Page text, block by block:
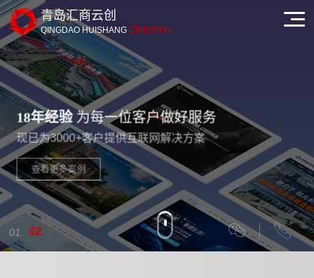
青岛汇商云创
QINGDAO HUISHANGCREATION
WEBDESIGN+SEM
高端网站定制+企业全网推广
18年网站定制设计 代码利于谷歌/百度优化
内页定制化设计 SSL认证证书
18年经验 为每一位客户做好服务
现已为3000+客户提供互联网解决方案
查看更多案例
1 2